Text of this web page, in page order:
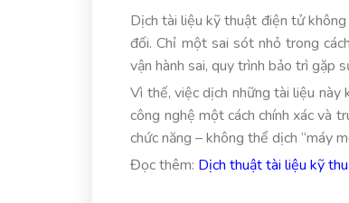
Dịch tài liệu kỹ thuật điện tử
đối. Chỉ một sai sót nhỏ trong
vận hành sai, quy trình bảo trì gặp
Vì thế, việc dịch những tài liệu này
công nghệ một cách chính xác và
chức năng – không thể dịch “máy
Đọc thêm: Dịch thuật tài liệu kỹ